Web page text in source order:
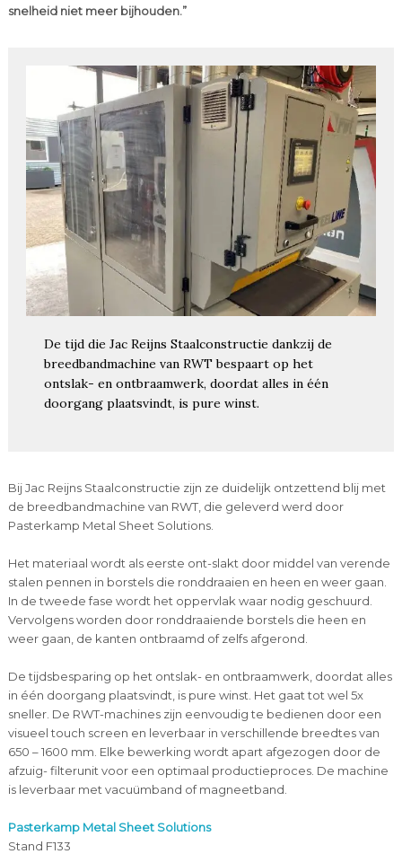
snelheid niet meer bijhouden.”
De tijd die Jac Reijns Staalconstructie dankzij de
breedbandmachine van RWT bespaart op het
ontslak- en ontbraamwerk, doordat alles in één
doorgang plaatsvindt, is pure winst.
Bij Jac Reijns Staalconstructie zijn ze duidelijk ontzettend blij met
de breedbandmachine van RWT, die geleverd werd door
Pasterkamp Metal Sheet Solutions.
Het materiaal wordt als eerste ont-slakt door middel van verende
stalen pennen in borstels die ronddraaien en heen en weer gaan.
In de tweede fase wordt het oppervlak waar nodig geschuurd.
Vervolgens worden door ronddraaiende borstels die heen en
weer gaan, de kanten ontbraamd of zelfs afgerond.
De tijdsbesparing op het ontslak- en ontbraamwerk, doordat alles
in één doorgang plaatsvindt, is pure winst. Het gaat tot wel 5x
sneller. De RWT-machines zijn eenvoudig te bedienen door een
visueel touch screen en leverbaar in verschillende breedtes van
650 – 1600 mm. Elke bewerking wordt apart afgezogen door de
afzuig- filterunit voor een optimaal productieproces. De machine
is leverbaar met vacuümband of magneetband.
Pasterkamp Metal Sheet Solutions
Stand F133